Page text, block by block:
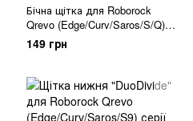
Бічна щітка для Roborock
Qrevo (Edge/Curv/Saros/S/Q)
серія
149 грн